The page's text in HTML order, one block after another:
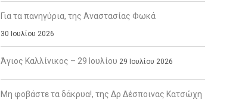
Για τα πανηγύρια, της Αναστασίας Φωκά
30 Ιουλίου 2026
Άγιος Καλλίνικος – 29 Ιουλίου 29 Ιουλίου 2026
Μη φοβάστε τα δάκρυα!, της Δρ Δέσποινας Κατσώχη